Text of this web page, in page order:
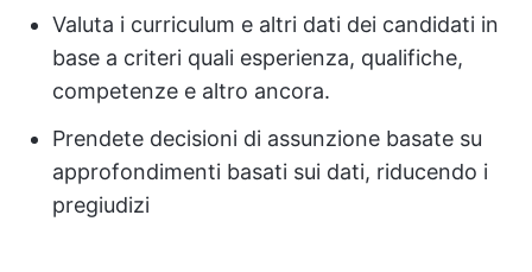
Valuta i curriculum e altri dati dei candidati in
base a criteri quali esperienza, qualifiche,
competenze e altro ancora.
Prendete decisioni di assunzione basate su
approfondimenti basati sui dati, riducendo i
pregiudizi